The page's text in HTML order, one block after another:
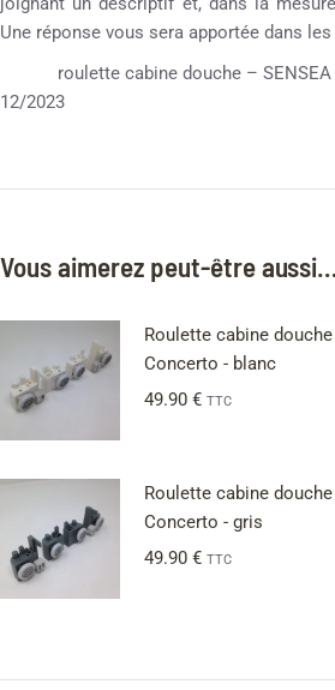
Une réponse vous sera apportée dans
roulette cabine douche – SENSEA
12/2023
Vous aimerez peut-être
Roulette cabine
Concerto - blanc
49.90 € TTC
Roulette cabine
Concerto - gris
49.90 € TTC